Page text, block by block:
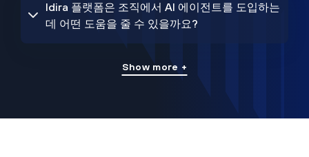
Idira 플랫폼은 조직에서 AI 에이전트를 도입하는
데 어떤 도움을 줄 수 있을까요?
Show more +